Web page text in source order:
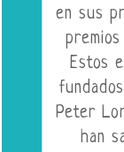
en sus
Estos
Peter
han